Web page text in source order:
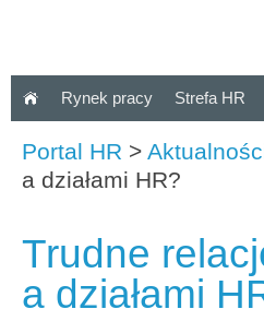
Rynek pracy Strefa HR
Portal HR >
a działami HR?
Trudne
a działami